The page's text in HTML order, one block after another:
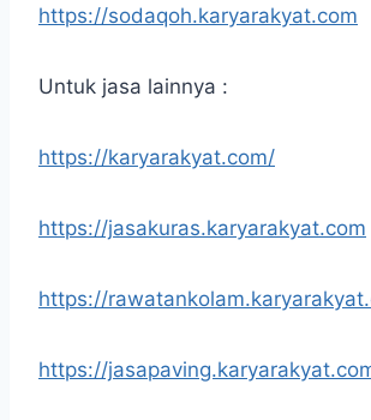
https://sodaqoh.karyarakyat.com
Untuk jasa lainnya :
https://karyarakyat.com/
https://jasakuras.karyarakyat.com
https://
https://